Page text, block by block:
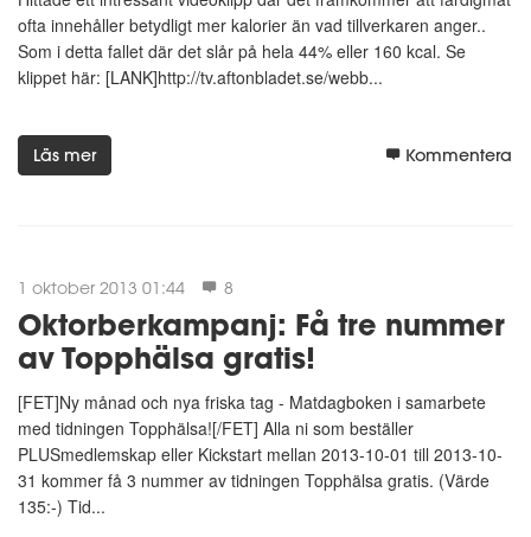
ofta innehåller betydligt mer kalorier än vad tillverkaren anger..
Som i detta fallet där det slår på hela 44% eller 160 kcal. Se
klippet här: [LANK]http://tv.aftonbladet.se/webb...
Läs mer Kommentera
1 oktober 2013 01:44 8
Oktorberkampanj: Få tre nummer
av Topphälsa gratis!
[FET]Ny månad och nya friska tag - Matdagboken i samarbete
med tidningen Topphälsa![/FET] Alla ni som beställer
PLUSmedlemskap eller Kickstart mellan 2013-10-01 till 2013-10-
31 kommer få 3 nummer av tidningen Topphälsa gratis. (Värde
135:-) Tid...